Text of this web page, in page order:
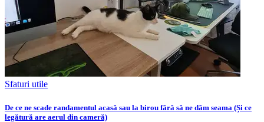
Sfaturi utile
De ce ne scade randamentul acasă sau la birou fără să ne dăm seama (Și ce
legătură are aerul din cameră)